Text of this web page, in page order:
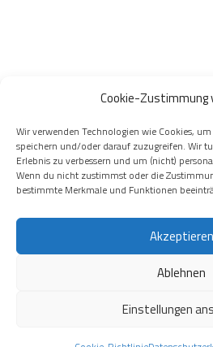
Cookie-Zustimmung
Wir verwenden Technologien wie Cookies,
speichern und/oder darauf zuzugreifen. Wir
Erlebnis zu verbessern und um (nicht)
Wenn du nicht zustimmst oder die
bestimmte Merkmale und Funktionen
Akzeptieren
Ablehnen
Einstellungen
Präsentiert von - Entworfen